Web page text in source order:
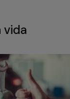
vida